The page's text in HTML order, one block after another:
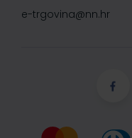
e-trgovina@nn.hr